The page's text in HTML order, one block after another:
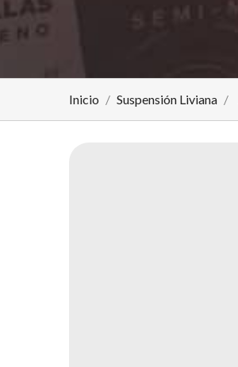
Inicio Suspensión Liviana